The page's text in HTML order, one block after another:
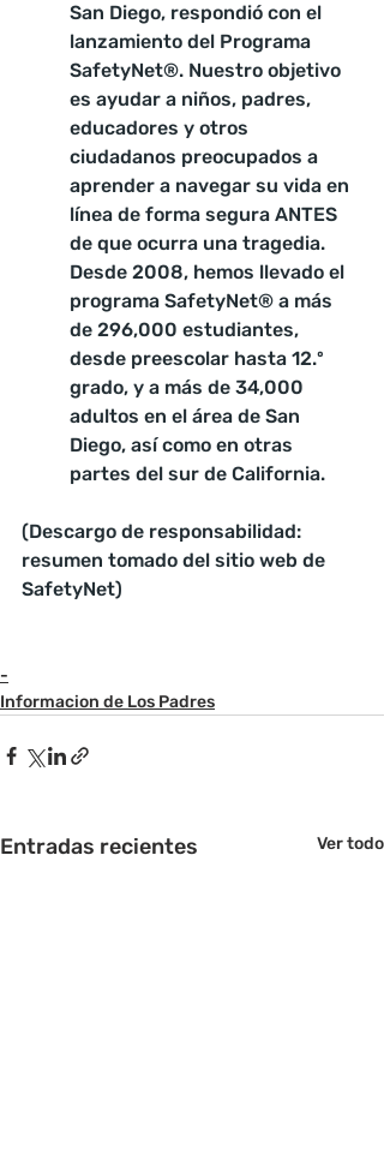
San Diego, respondió con el
lanzamiento del Programa
SafetyNet®. Nuestro objetivo
es ayudar a niños, padres,
educadores y otros
ciudadanos preocupados a
aprender a navegar su vida en
línea de forma segura ANTES
de que ocurra una tragedia.
Desde 2008, hemos llevado el
programa SafetyNet® a más
de 296,000 estudiantes,
desde preescolar hasta 12.º
grado, y a más de 34,000
adultos en el área de San
Diego, así como en otras
partes del sur de California.
(Descargo de responsabilidad:
resumen tomado del sitio web de
SafetyNet)
-
Informacion de Los Padres
Entradas recientes Ver todo